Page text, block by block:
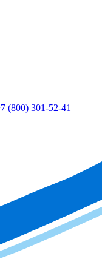
(800) 301-52-41